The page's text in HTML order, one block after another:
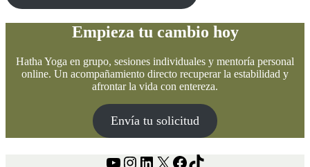
Empieza tu cambio hoy
Hatha Yoga en grupo, sesiones individuales y mentoría personal
online. Un acompañamiento directo recuperar la estabilidad y
afrontar la vida con entereza.
Envía tu solicitud
YouTube
Instagram
LinkedIn
X Facebook
TikTok